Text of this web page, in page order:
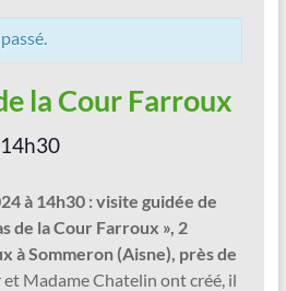
la Cour Farroux
14h30
à 14h30 : visite guidée de
de la Cour Farroux », 2
à Sommeron (Aisne), près de
Madame Chatelin ont créé, il